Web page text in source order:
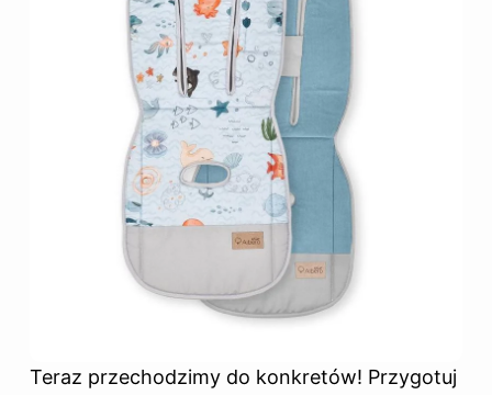
Teraz przechodzimy do konkretów! Przygotuj